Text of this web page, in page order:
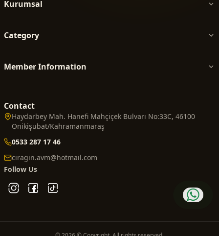
Kurumsal
Category
Member Information
Contact
Haydarbey Mah. Hanefi Mahçiçek Bulvarı No:33C, 46100
Onikişubat/Kahramanmaraş
0533 287 17 46
ciragin.avm@hotmail.com
Follow Us